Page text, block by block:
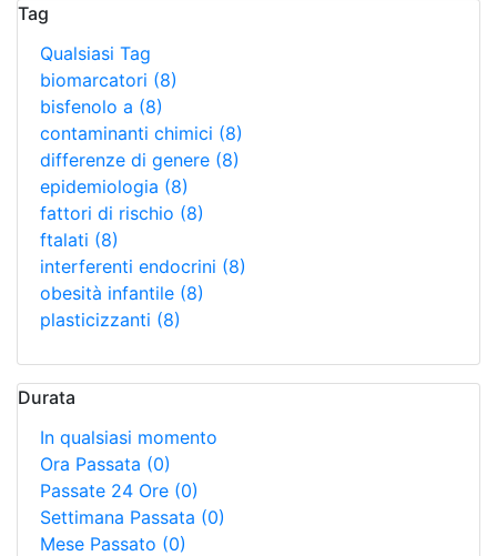
Tag
Qualsiasi Tag
biomarcatori (8)
bisfenolo a (8)
contaminanti chimici (8)
differenze di genere (8)
epidemiologia (8)
fattori di rischio (8)
ftalati (8)
interferenti endocrini (8)
obesità infantile (8)
plasticizzanti (8)
Durata
In qualsiasi momento
Ora Passata (0)
Passate 24 Ore (0)
Settimana Passata (0)
Mese Passato (0)